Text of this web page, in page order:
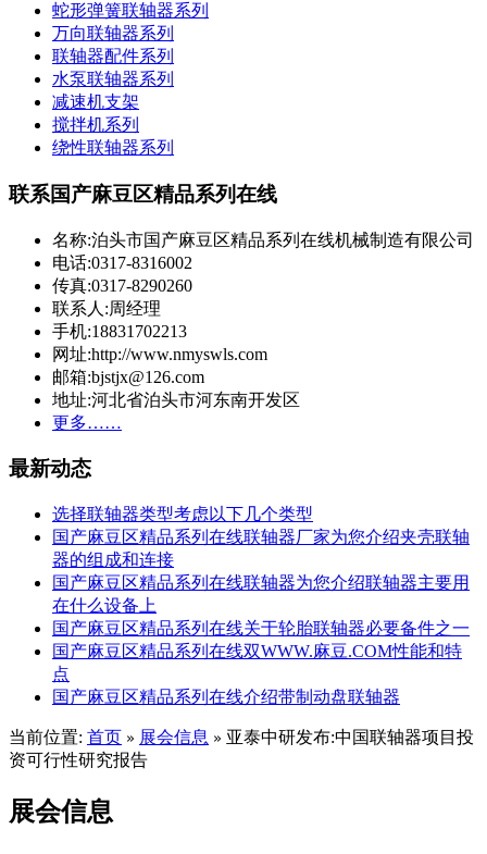
蛇形弹簧联轴器系列
万向联轴器系列
联轴器配件系列
水泵联轴器系列
减速机支架
搅拌机系列
绕性联轴器系列
联系国产麻豆区精品系列在线
名称:泊头市国产麻豆区精品系列在线机械制造有限公司
电话:0317-8316002
传真:0317-8290260
联系人:周经理
手机:18831702213
网址:http://www.nmyswls.com
邮箱:bjstjx@126.com
地址:河北省泊头市河东南开发区
更多……
最新动态
选择联轴器类型考虑以下几个类型
国产麻豆区精品系列在线联轴器厂家为您介绍夹壳联轴
器的组成和连接
国产麻豆区精品系列在线联轴器为您介绍联轴器主要用
在什么设备上
国产麻豆区精品系列在线关于轮胎联轴器必要备件之一
国产麻豆区精品系列在线双WWW.麻豆.COM性能和特
点
国产麻豆区精品系列在线介绍带制动盘联轴器
当前位置: 首页 » 展会信息 » 亚泰中研发布:中国联轴器项目投
资可行性研究报告
展会信息